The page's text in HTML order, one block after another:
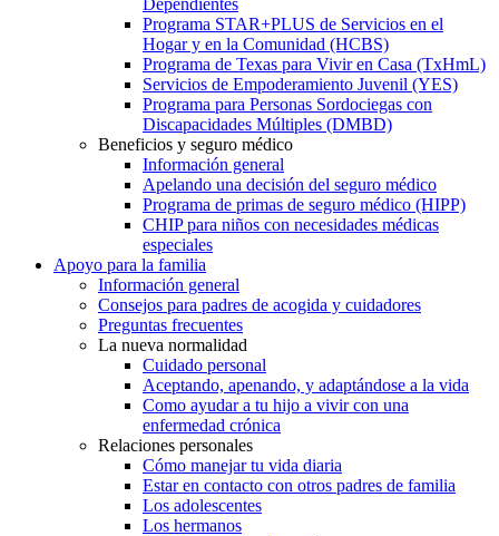
Programa STAR+PLUS de Servicios en el
Hogar y en la Comunidad (HCBS)
Programa de Texas para Vivir en Casa (TxHmL)
Servicios de Empoderamiento Juvenil (YES)
Programa para Personas Sordociegas con
Discapacidades Múltiples (DMBD)
Beneficios y seguro médico
Información general
Apelando una decisión del seguro médico
Programa de primas de seguro médico (HIPP)
CHIP para niños con necesidades médicas
especiales
Apoyo para la familia
Información general
Consejos para padres de acogida y cuidadores
Preguntas frecuentes
La nueva normalidad
Cuidado personal
Aceptando, apenando, y adaptándose a la vida
Como ayudar a tu hijo a vivir con una
enfermedad crónica
Relaciones personales
Cómo manejar tu vida diaria
Estar en contacto con otros padres de familia
Los adolescentes
Los hermanos